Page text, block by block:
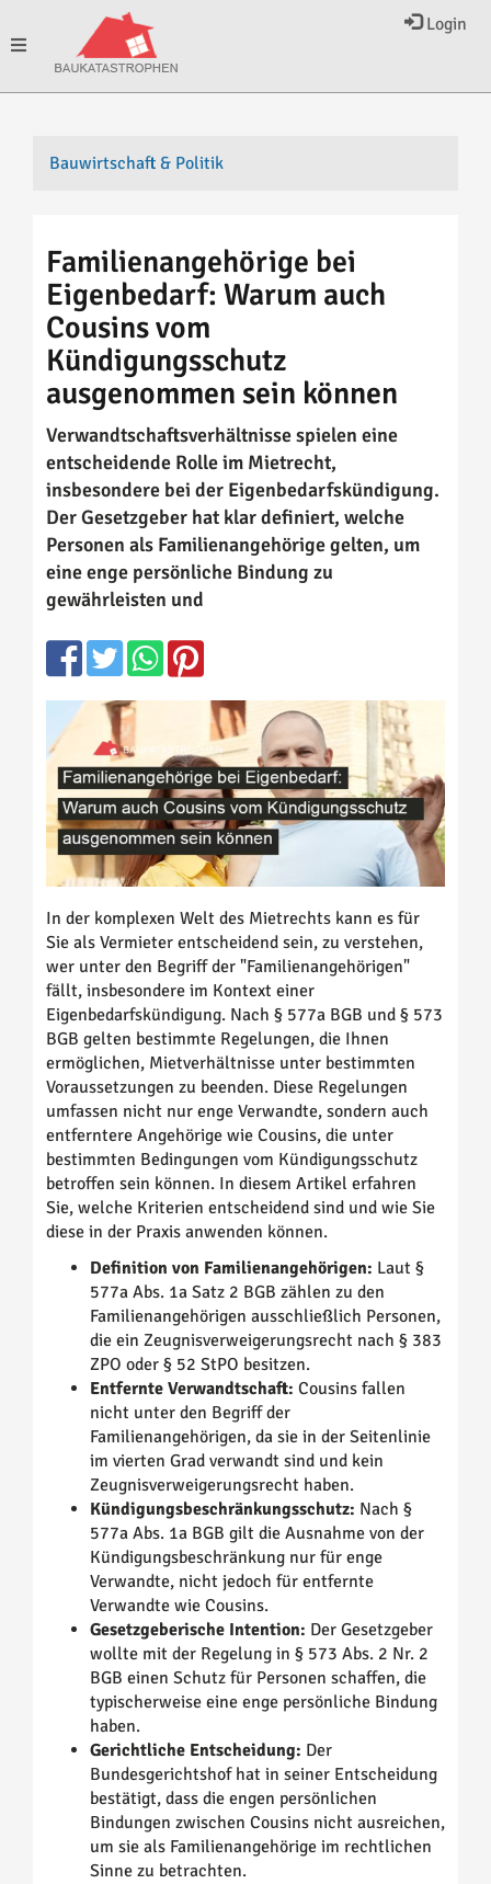
Login
Toggle
Bauwirtschaft & Politik
Familienangehörige bei
Eigenbedarf: Warum auch
Cousins vom
Kündigungsschutz
ausgenommen sein können
Verwandtschaftsverhältnisse spielen eine
entscheidende Rolle im Mietrecht,
insbesondere bei der Eigenbedarfskündigung.
Der Gesetzgeber hat klar definiert, welche
Personen als Familienangehörige gelten, um
eine enge persönliche Bindung zu
gewährleisten und
In der komplexen Welt des Mietrechts kann es für
Sie als Vermieter entscheidend sein, zu verstehen,
wer unter den Begriff der "Familienangehörigen"
fällt, insbesondere im Kontext einer
Eigenbedarfskündigung. Nach § 577a BGB und § 573
BGB gelten bestimmte Regelungen, die Ihnen
ermöglichen, Mietverhältnisse unter bestimmten
Voraussetzungen zu beenden. Diese Regelungen
umfassen nicht nur enge Verwandte, sondern auch
entferntere Angehörige wie Cousins, die unter
bestimmten Bedingungen vom Kündigungsschutz
betroffen sein können. In diesem Artikel erfahren
Sie, welche Kriterien entscheidend sind und wie Sie
diese in der Praxis anwenden können.
Definition von Familienangehörigen: Laut §
577a Abs. 1a Satz 2 BGB zählen zu den
Familienangehörigen ausschließlich Personen,
die ein Zeugnisverweigerungsrecht nach § 383
ZPO oder § 52 StPO besitzen.
Entfernte Verwandtschaft: Cousins fallen
nicht unter den Begriff der
Familienangehörigen, da sie in der Seitenlinie
im vierten Grad verwandt sind und kein
Zeugnisverweigerungsrecht haben.
Kündigungsbeschränkungsschutz: Nach §
577a Abs. 1a BGB gilt die Ausnahme von der
Kündigungsbeschränkung nur für enge
Verwandte, nicht jedoch für entfernte
Verwandte wie Cousins.
Gesetzgeberische Intention: Der Gesetzgeber
wollte mit der Regelung in § 573 Abs. 2 Nr. 2
BGB einen Schutz für Personen schaffen, die
typischerweise eine enge persönliche Bindung
haben.
Gerichtliche Entscheidung: Der
Bundesgerichtshof hat in seiner Entscheidung
bestätigt, dass die engen persönlichen
Bindungen zwischen Cousins nicht ausreichen,
um sie als Familienangehörige im rechtlichen
Sinne zu betrachten.